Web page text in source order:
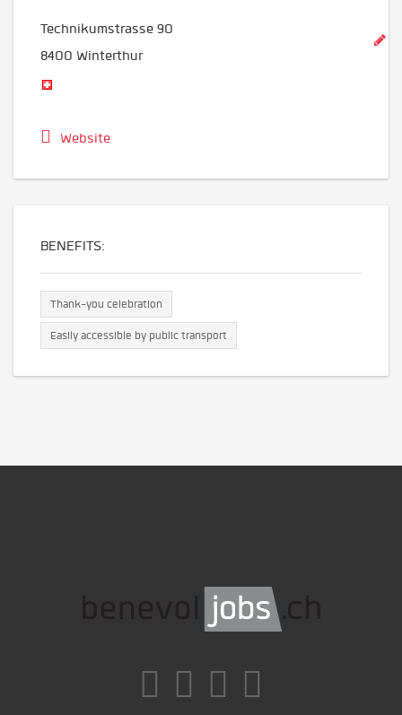
Technikumstrasse 90
8400 Winterthur
Website
BENEFITS:
Thank-you celebration
Easily accessible by public transport